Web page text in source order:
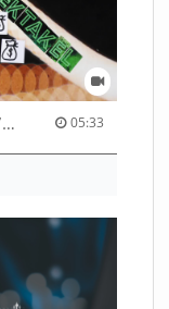
Evaluation-ZTS-53529931700001791 05:33